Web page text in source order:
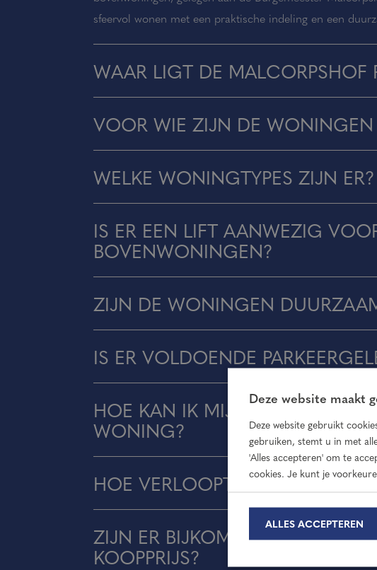
sfeervol wonen met een praktische indeling en een
WAAR LIGT DE MALCORPSHOF
VOOR WIE ZIJN DE
WELKE WONINGTYPES ZIJN ER?
IS ER EEN LIFT AANWEZIG
BOVENWONINGEN?
ZIJN DE WONINGEN
IS ER VOLDOENDE
HOE KAN IK MIJ INSCHRIJVEN
WONING?
HOE VERLOOPT HET
ZIJN ER BIJKOMENDE KOSTEN
KOOPPRIJS?
Deze website maakt
Deze website gebruikt
gebruiken, stemt u in met
'Alles accepteren' om te
cookies. Je kunt je
ALLES ACCEPTEREN